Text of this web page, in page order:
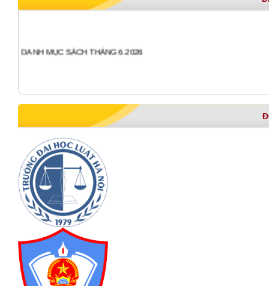
DANH MỤC SÁCH THÁNG 6.2026